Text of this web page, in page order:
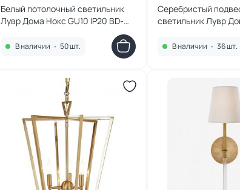
Белый потолочный светильник
Лувр Дома Нокс GU10 IP20 BD-
В наличии • 50 шт.
Серебристый
светильник Лувр
В наличии • 36 шт.